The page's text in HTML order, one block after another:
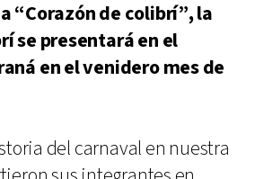
“Corazón de colibrí”, la
se presentará en el
en el venidero mes de
del carnaval en nuestra